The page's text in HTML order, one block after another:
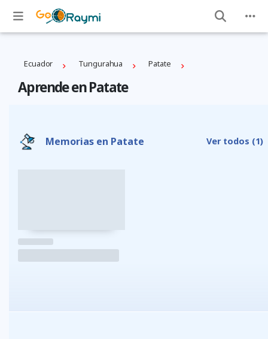
Ecuador Tungurahua Patate
Aprende en Patate
Memorias en Patate Ver todos (1)